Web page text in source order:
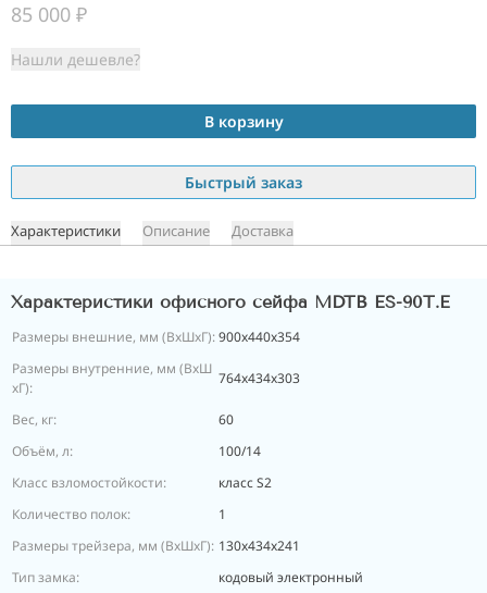
85 000 ₽
Нашли дешевле?
В корзину
Быстрый заказ
Характеристики Описание Доставка
Характеристики офисного сейфа MDTB ES-90T.E
Размеры внешние, мм (ВхШхГ):900x440x354
Размеры внутренние, мм (ВхШ
хГ):
764x434x303
Вес, кг:
60
Объём, л:
100/14
Класс взломостойкости:
класс S2
Количество полок:
1
Размеры трейзера, мм (ВхШхГ): 130х434х241
Тип замка:
кодовый электронный